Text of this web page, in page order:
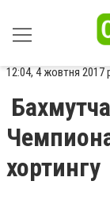
12:04, 4 жовтня 2017
хортингу